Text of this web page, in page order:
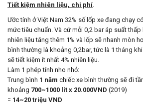
Tiết kiệm nhiên liệu, chi phí
Ước tính ở Việt Nam 32% số lốp xe đang chạy
mức tiêu chuẩn. Và cứ mỗi 0,2 bar áp suất thấp
nhiên liệu tăng thêm 1% và lốp sẽ nhanh mòn
bình thường là khoảng 0,2bar, tức là 1 tháng
sẽ tiết kiệm ít nhất 4% nhiên liệu.
Làm 1 phép tính nho nhỏ:
Trung bình 1 năm chiếc xe bình thường sẽ đi
khoảng 700~1000 lít x 20.000VND (2019)
= 14~20 triệu VND